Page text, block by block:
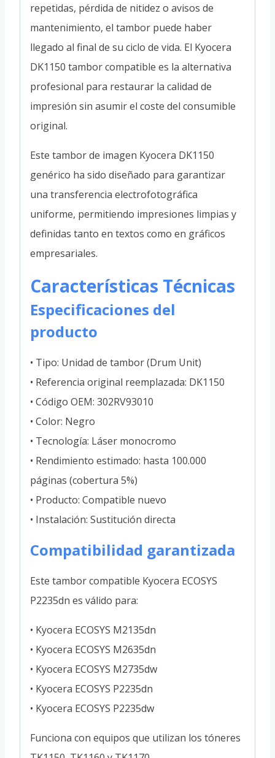
repetidas, pérdida de nitidez o avisos de
mantenimiento, el tambor puede haber
llegado al final de su ciclo de vida. El Kyocera
DK1150 tambor compatible es la alternativa
profesional para restaurar la calidad de
impresión sin asumir el coste del consumible
original.
Este tambor de imagen Kyocera DK1150
genérico ha sido diseñado para garantizar
una transferencia electrofotográfica
uniforme, permitiendo impresiones limpias y
definidas tanto en textos como en gráficos
empresariales.
Características Técnicas
Especificaciones del
producto
• Tipo: Unidad de tambor (Drum Unit)
• Referencia original reemplazada: DK1150
• Código OEM: 302RV93010
• Color: Negro
• Tecnología: Láser monocromo
• Rendimiento estimado: hasta 100.000
páginas (cobertura 5%)
• Producto: Compatible nuevo
• Instalación: Sustitución directa
Compatibilidad garantizada
Este tambor compatible Kyocera ECOSYS
P2235dn es válido para:
• Kyocera ECOSYS M2135dn
• Kyocera ECOSYS M2635dn
• Kyocera ECOSYS M2735dw
• Kyocera ECOSYS P2235dn
• Kyocera ECOSYS P2235dw
Funciona con equipos que utilizan los tóneres